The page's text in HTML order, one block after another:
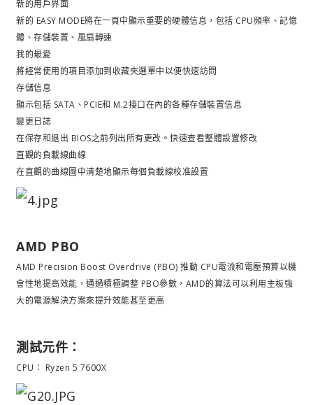
新的用戶界面
新的 EASY MODE將在一頁中顯示重要的硬體信息，包括 CPU頻率、記憶
體、存儲裝置、風扇轉速
我的最愛
將經常使用的項目添加到收藏夾選單中以便快速訪問
存儲信息
顯示包括 SATA、PCIE和 M.2接口在內的各種存儲裝置信息
變更日誌
在保存和退出 BIOS之前列出所有更改。快速查看整體設置修改
直觀的負載線曲線
在直觀的曲線圖中清楚地顯示每個負載線校准設置
AMD PBO
AMD Precision Boost Overdrive (PBO) 推動 CPU電流和電壓預算以機
會性地提高效能，通過積極調整 PBO參數，AMD的算法可以利用主板強
大的電源解決方案來提升效能甚至更高
測試元件：
CPU： Ryzen 5 7600X